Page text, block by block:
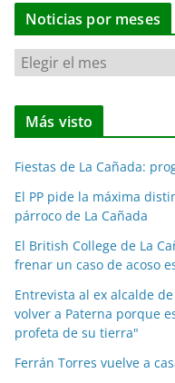
Noticias por meses
N
t
i
a
s
p
o
r
m
e
s
Más visto
Fiestas de La Cañada:
El PP pide la máxima
párroco de La Cañada
El British College de La
frenar un caso de acoso
Entrevista al ex alcalde
volver a Paterna porque
profeta de su tierra"
Ferrán Torres vuelve a